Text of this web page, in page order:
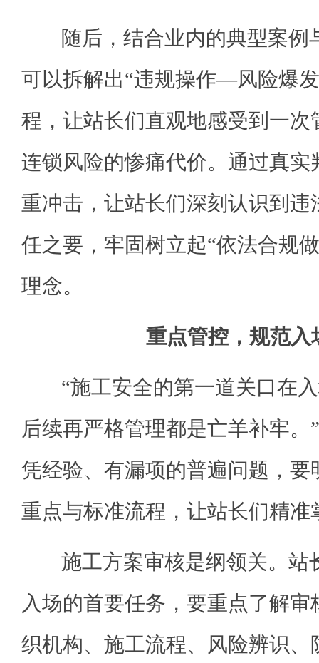
随后，结合业内的典型案例
可以拆解出“违规操作—风险爆
程，让站长们直观地感受到一次
连锁风险的惨痛代价。通过真实
重冲击，让站长们深刻认识到违
任之要，牢固树立起“依法合规
理念。
重点管控，规范入
“施工安全的第一道关口在入
后续再严格管理都是亡羊补牢。
凭经验、有漏项的普遍问题，
重点与标准流程，让站长们精准
施工方案审核是纲领关。站
入场的首要任务，要重点了解
织机构、施工流程、风险辨识、